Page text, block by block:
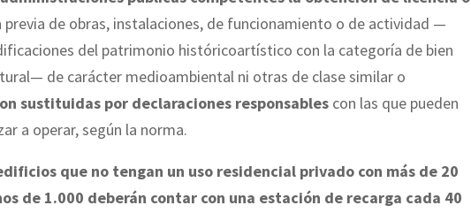
previa de obras, instalaciones, de funcionamiento o de actividad —
del patrimonio históricoartístico con la categoría de bien
de carácter medioambiental ni otras de clase similar o
sustituidas por declaraciones responsables con las que pueden
a operar, según la norma.
que no tengan un uso residencial privado con más de 20
de 1.000 deberán contar con una estación de recarga cada 40